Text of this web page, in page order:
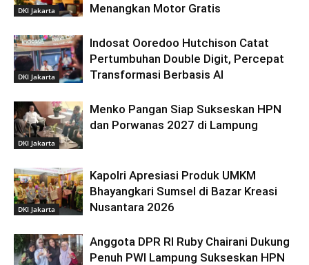
DKI Jakarta
Menangkan Motor Gratis
DKI Jakarta
Indosat Ooredoo Hutchison Catat
Pertumbuhan Double Digit, Percepat
Transformasi Berbasis AI
DKI Jakarta
Menko Pangan Siap Sukseskan HPN
dan Porwanas 2027 di Lampung
DKI Jakarta
Kapolri Apresiasi Produk UMKM
Bhayangkari Sumsel di Bazar Kreasi
Nusantara 2026
Anggota DPR RI Ruby Chairani Dukung
Penuh PWI Lampung Sukseskan HPN